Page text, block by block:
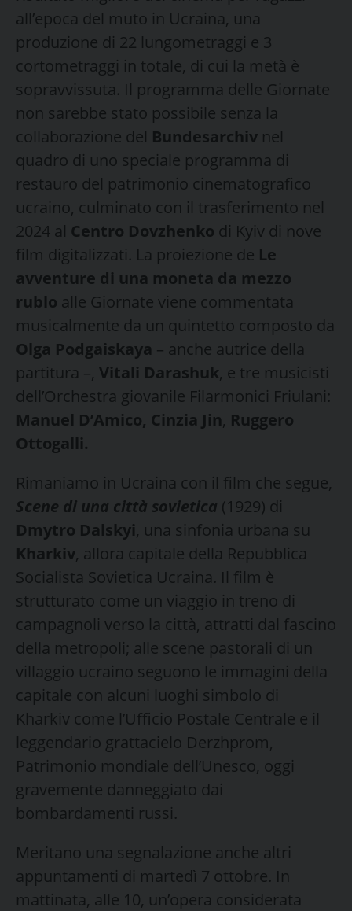
all’epoca del muto in Ucraina, una
produzione di 22 lungometraggi e 3
cortometraggi in totale, di cui la metà è
sopravvissuta. Il programma delle Giornate
non sarebbe stato possibile senza la
collaborazione del Bundesarchiv nel
quadro di uno speciale programma di
restauro del patrimonio cinematografico
ucraino, culminato con il trasferimento nel
2024 al Centro Dovzhenko di Kyiv di nove
film digitalizzati. La proiezione de Le
avventure di una moneta da mezzo
rublo alle Giornate viene commentata
musicalmente da un quintetto composto da
Olga Podgaiskaya – anche autrice della
partitura –, Vitali Darashuk, e tre musicisti
dell’Orchestra giovanile Filarmonici Friulani:
Manuel D’Amico, Cinzia Jin, Ruggero
Ottogalli.
Rimaniamo in Ucraina con il film che segue,
Scene di una città sovietica (1929) di
Dmytro Dalskyi, una sinfonia urbana su
Kharkiv, allora capitale della Repubblica
Socialista Sovietica Ucraina. Il film è
strutturato come un viaggio in treno di
campagnoli verso la città, attratti dal fascino
della metropoli; alle scene pastorali di un
villaggio ucraino seguono le immagini della
capitale con alcuni luoghi simbolo di
Kharkiv come l’Ufficio Postale Centrale e il
leggendario grattacielo Derzhprom,
Patrimonio mondiale dell’Unesco, oggi
gravemente danneggiato dai
bombardamenti russi.
Meritano una segnalazione anche altri
appuntamenti di martedì 7 ottobre. In
mattinata, alle 10, un’opera considerata